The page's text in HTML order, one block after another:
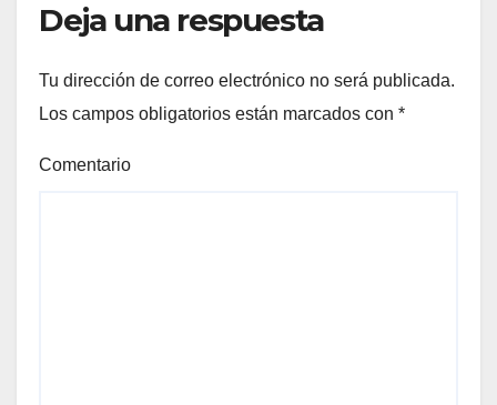
Deja una respuesta
Tu dirección de correo electrónico no será publicada.
Los campos obligatorios están marcados con *
Comentario